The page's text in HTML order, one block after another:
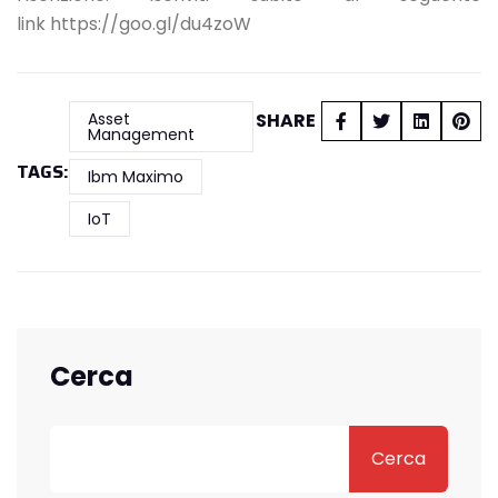
link https://goo.gl/du4zoW
TAGS:
Asset
Management
Ibm Maximo
IoT
SHARE
Cerca
Cerca